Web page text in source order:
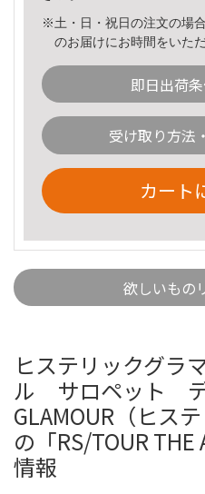
※土・日・祝日の注文の場
のお届けにお時間をいた
即日出荷
受け取り方法
カート
欲しいもの
ヒステリックグ
ル サロペット デ
GLAMOUR（ヒス
の「RS/TOUR
情報